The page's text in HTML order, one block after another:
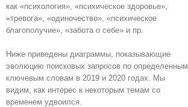
как «психология», «психическое здоровье»,
«тревога», «одиночество», «психическое
благополучие», «забота о себе» и пр.
Ниже приведены диаграммы, показывающие
эволюцию поисковых запросов по определенным
ключевым словам в 2019 и 2020 годах. Мы
видим, как интерес к некоторым темам со
временем удвоился.